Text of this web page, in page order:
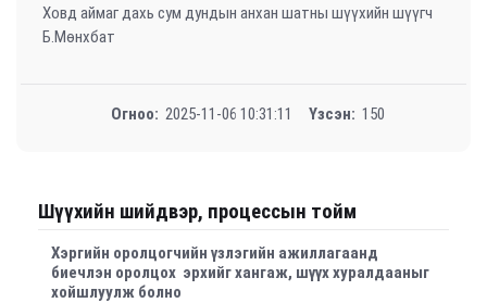
Ховд аймаг дахь сум дундын анхан шатны шүүхийн шүүгч
Б.Мөнхбат
Огноо: 2025-11-06 10:31:11 Үзсэн: 150
Шүүхийн шийдвэр, процессын тойм
Хэргийн оролцогчийн үзлэгийн ажиллагаанд
биечлэн оролцох эрхийг хангаж, шүүх хуралдааныг
хойшлуулж болно